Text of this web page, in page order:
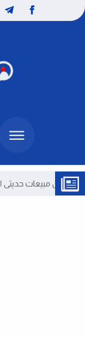
حديثى التخرج